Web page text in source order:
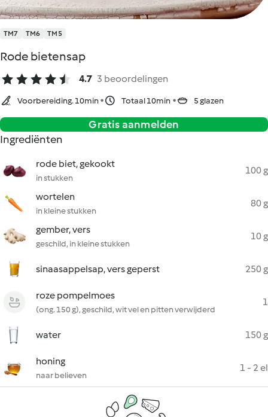
TM7 TM6 TM5
Rode bietensap
4.7 3 beoordelingen
Voorbereiding. 10min Totaal 10min 5 glazen
Gratis aanmelden
Ingrediënten
rode biet, gekookt
in stukken
100 g
wortelen
in kleine stukken
80 g
gember, vers
geschild, in kleine stukken
10 g
sinaasappelsap, vers geperst 250 g
roze pompelmoes
(ong. 150 g), geschild, wit vel en pitten verwijderd
1
water 150 g
honing
naar believen
1 - 2 el